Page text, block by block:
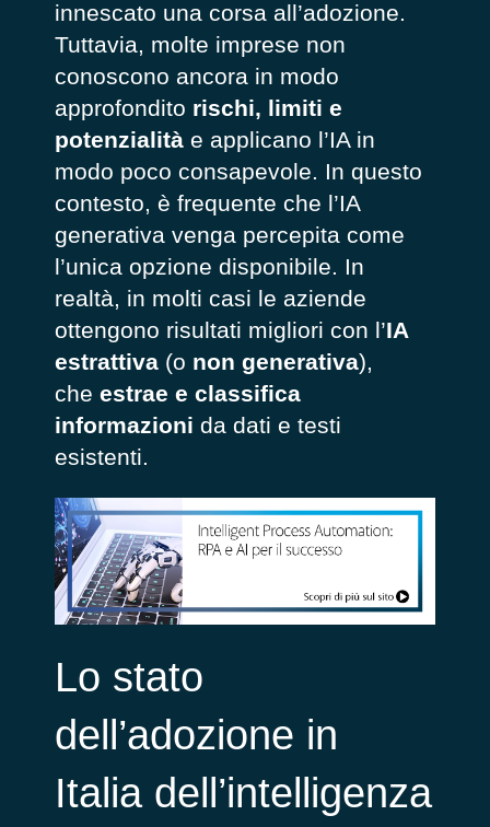
innescato una corsa all’adozione.
Tuttavia, molte imprese non
conoscono ancora in modo
approfondito rischi, limiti e
potenzialità e applicano l’IA in
modo poco consapevole. In questo
contesto, è frequente che l’IA
generativa venga percepita come
l’unica opzione disponibile. In
realtà, in molti casi le aziende
ottengono risultati migliori con l’IA
estrattiva (o non generativa),
che estrae e classifica
informazioni da dati e testi
esistenti.
Lo stato
dell’adozione in
Italia dell’intelligenza